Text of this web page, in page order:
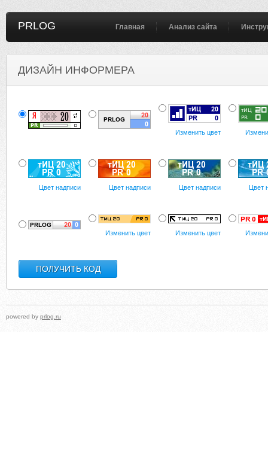
PRLOG Главная Анализ сайта
ДИЗАЙН ИНФОРМЕРА
Изменить цвет
Цвет надписи Цвет надписи Цвет надписи Цвет
Изменить цвет Изменить цвет
powered by prlog.ru